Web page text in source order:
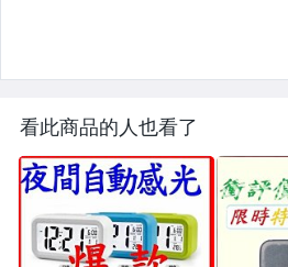
看此商品的人也看了